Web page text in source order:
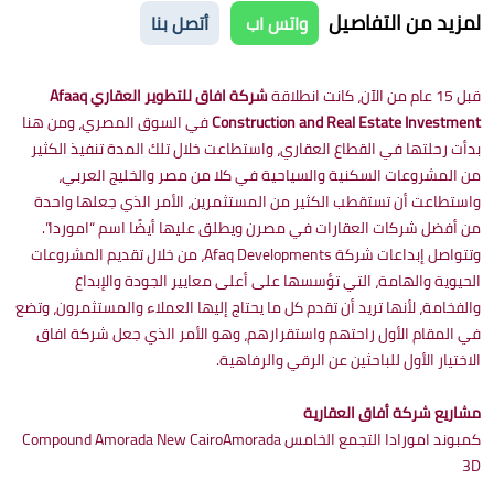
لمزيد من التفاصيل واتس اب أتصل بنا
قبل 15 عام من الآن، كانت انطلاقة
شركة افاق للتطوير العقاري Afaaq
Construction and Real Estate Investmentفي السوق المصري، ومن هنا
بدأت رحلتها في القطاع العقاري، واستطاعت خلال تلك المدة تنفيذ الكثير
من المشروعات السكنية والسياحية في كلا من مصر والخليج العربي،
واستطاعت أن تستقطب الكثير من المستثمرين، الأمر الذي جعلها واحدة
من أفضل شركات العقارات في مصرن ويطلق عليها أيضًا اسم “اموردا”.
وتتواصل إبداعات شركة Afaq Developments، من خلال تقديم المشروعات
الحيوية والهامة، التي تؤسسها على أعلى معايير الجودة والإبداع
والفخامة، لأنها تريد أن تقدم كل ما يحتاج إليها العملاء والمستثمرون، وتضع
في المقام الأول راحتهم واستقرارهم، وهو الأمر الذي جعل شركة افاق
الاختيار الأول للباحثين عن الرقي والرفاهية.
مشاريع شركة أفاق العقارية
كمبوند امورادا التجمع الخامس Compound Amorada New CairoAmorada
3D